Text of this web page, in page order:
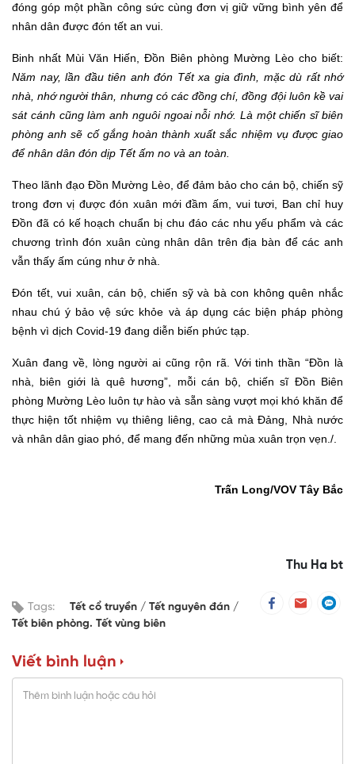
đóng góp một phần công sức cùng đơn vị giữ vững bình yên để
nhân dân được đón tết an vui.
Binh nhất Mùi Văn Hiến, Đồn Biên phòng Mường Lèo cho biết:
Năm nay, lần đầu tiên anh đón Tết xa gia đình, mặc dù rất nhớ
nhà, nhớ người thân, nhưng có các đồng chí, đồng đội luôn kề vai
sát cánh cũng làm anh nguôi ngoai nỗi nhớ. Là một chiến sĩ biên
phòng anh sẽ cố gắng hoàn thành xuất sắc nhiệm vụ được giao
để nhân dân đón dịp Tết ấm no và an toàn.
Theo lãnh đạo Đồn Mường Lèo, để đảm bảo cho cán bộ, chiến sỹ
trong đơn vị được đón xuân mới đầm ấm, vui tươi, Ban chỉ huy
Đồn đã có kế hoạch chuẩn bị chu đáo các nhu yếu phẩm và các
chương trình đón xuân cùng nhân dân trên địa bàn để các anh
vẫn thấy ấm cúng như ở nhà.
Đón tết, vui xuân, cán bộ, chiến sỹ và bà con không quên nhắc
nhau chú ý bảo vệ sức khỏe và áp dụng các biện pháp phòng
bệnh vì dịch Covid-19 đang diễn biến phức tạp.
Xuân đang về, lòng người ai cũng rộn rã. Với tinh thần “Đồn là
nhà, biên giới là quê hương”, mỗi cán bộ, chiến sĩ Đồn Biên
phòng Mường Lèo luôn tự hào và sẵn sàng vượt mọi khó khăn để
thực hiện tốt nhiệm vụ thiêng liêng, cao cả mà Đảng, Nhà nước
và nhân dân giao phó, để mang đến những mùa xuân trọn vẹn./.
Trấn Long/VOV Tây Bắc
Thu Ha bt
Tags: Tết cổ truyền
Tết nguyên đán
Tết biên phòng. Tết vùng biên
Viết bình luận